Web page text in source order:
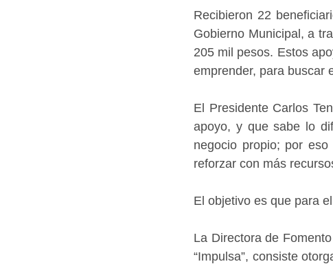
Recibieron 22
Gobierno Municipal, a
205 mil pesos. Estos
emprender, para buscar
El Presidente Carlos
apoyo, y que sabe lo
negocio propio; por
reforzar con más
El objetivo es que para
La Directora de
“Impulsa”, consiste